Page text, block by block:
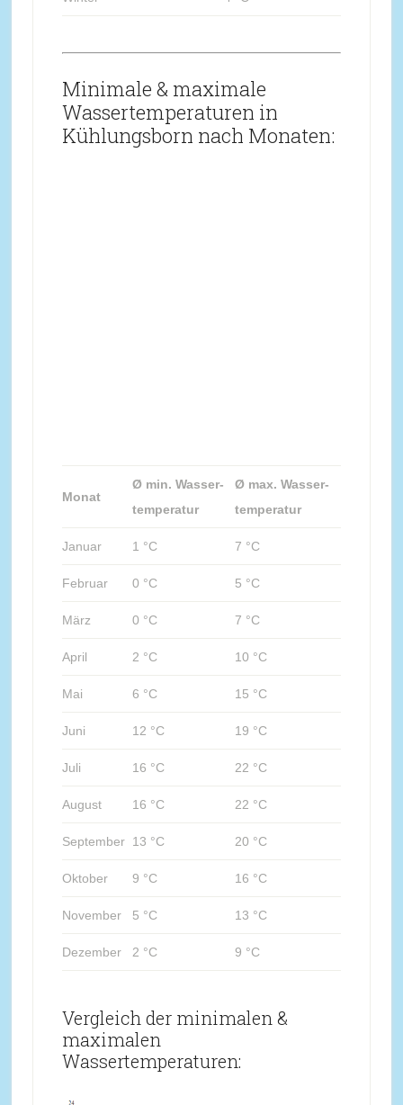
Minimale & maximale
Wassertemperaturen in
Kühlungsborn nach Monaten:
Monat
Ø min. Wasser-
temperatur
Ø max. Wasser-
temperatur
Januar 1 °C 7 °C
Februar 0 °C 5 °C
März 0 °C 7 °C
April 2 °C 10 °C
Mai 6 °C 15 °C
Juni 12 °C 19 °C
Juli 16 °C 22 °C
August 16 °C 22 °C
September 13 °C 20 °C
Oktober 9 °C 16 °C
November 5 °C 13 °C
Dezember 2 °C 9 °C
Vergleich der minimalen &
maximalen
Wassertemperaturen: